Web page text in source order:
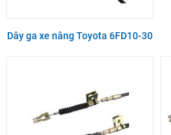
Dây ga xe nâng Toyota 6FD10-30